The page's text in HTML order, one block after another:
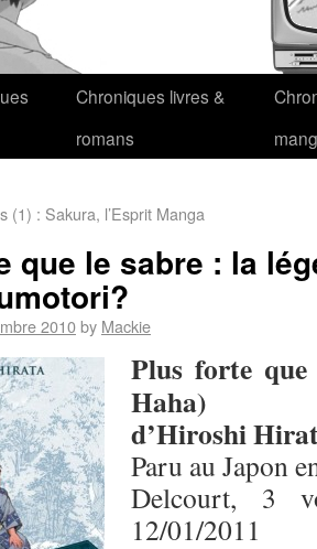
Chroniques livres &
romans
(1) : Sakura, l’Esprit Manga
que le sabre : la
2010by Mackie
Plus forte
Haha)
d’Hiroshi
Paru au Japon
Delcourt, 3
12/01/2011